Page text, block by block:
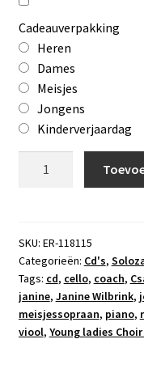
Cadeauverpakking
Heren
Dames
Meisjes
Jongens
Kinderverjaardag
talent
aantal
SKU: ER-118115
Categorieën: Cd's,
Tags: cd, cello, coach,
janine, Janine Wilbrink,
meisjessopraan, piano,
viool, Young ladies